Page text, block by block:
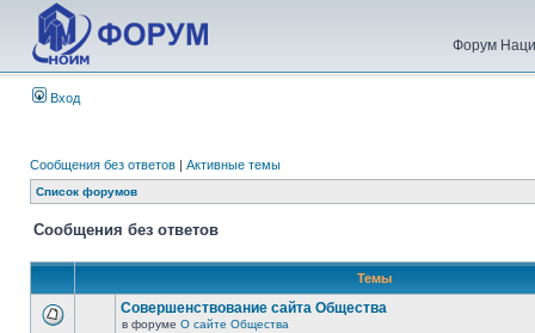
Форум
Вход
Сообщения без ответов | Активные темы
Список форумов
Сообщения без ответов
Темы
Совершенствование сайта Общества
в форуме О сайте Общества